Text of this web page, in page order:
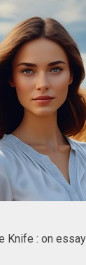
Knife : on